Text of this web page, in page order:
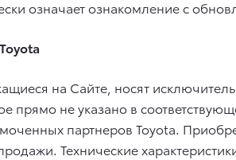
означает ознакомление с
на Сайте, носят
не указано в
партнеров Toyota.
Технические